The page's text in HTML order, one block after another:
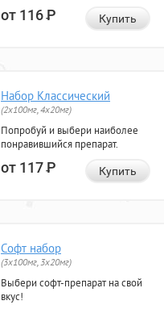
от 116Р Купить
Набор Классический
(2x100мг, 4x20мг)
Попробуй и выбери наиболее
понравившийся препарат.
от 117Р Купить
Софт набор
(3x100мг, 3x20мг)
Выбери софт-препарат на свой
вкус!